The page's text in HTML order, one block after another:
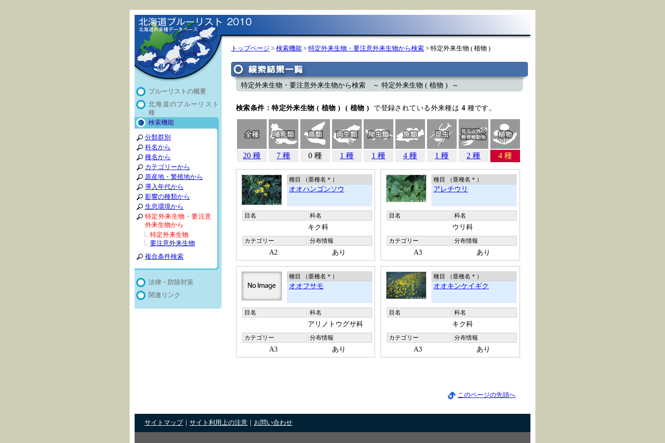
ブルーリストの概要
北海道のブルーリスト
種
検索機能
分類群別
科名から
種名から
カテゴリーから
原産地・繁殖地から
導入年代から
影響の種類から
生息環境から
特定外来生物・要注意
外来生物から
特定外来生物
要注意外来生物
複合条件検索
法律・防除対策
関連リンク
トップページ > 検索機能 > 特定外来生物・要注意外来生物から検索 > 特定外来生物 ( 植物 )
特定外来生物・要注意外来生物から検索 ～ 特定外来生物 ( 植物 ) ～
検索条件：特定外来生物 ( 植物 ) ( 植物 ) で登録されている外来種は 4 種です。
20 種 7 種 0 種 1 種 1 種 4 種 1 種 2 種 4 種
種目 （亜種名 ＊ ）
オオハンゴンソウ
目名 科名
キク科
カテゴリー
A2
分布情報
あり
種目 （亜種名 ＊ ）
アレチウリ
目名 科名
ウリ科
カテゴリー
A3
分布情報
あり
種目 （亜種名 ＊ ）
オオフサモ
目名 科名
アリノトウグサ科
カテゴリー
A3
分布情報
あり
種目 （亜種名 ＊ ）
オオキンケイギク
目名 科名
キク科
カテゴリー
A3
分布情報
あり
このページの先頭へ
サイトマップ サイト利用上の注意 お問い合わせ